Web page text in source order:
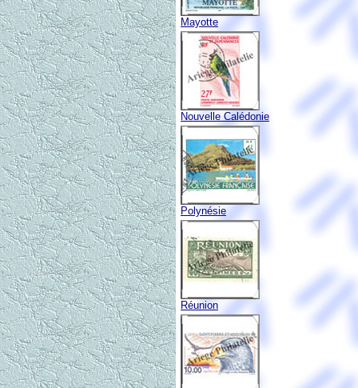
Mayotte
Nouvelle Calédonie
Polynésie
Réunion